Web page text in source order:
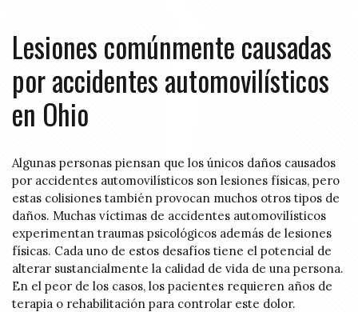
Lesiones comúnmente causadas
por accidentes automovilísticos
en Ohio
Algunas personas piensan que los únicos daños causados
por accidentes automovilísticos son lesiones físicas, pero
estas colisiones también provocan muchos otros tipos de
daños. Muchas víctimas de accidentes automovilísticos
experimentan traumas psicológicos además de lesiones
físicas. Cada uno de estos desafíos tiene el potencial de
alterar sustancialmente la calidad de vida de una persona.
En el peor de los casos, los pacientes requieren años de
terapia o rehabilitación para controlar este dolor.